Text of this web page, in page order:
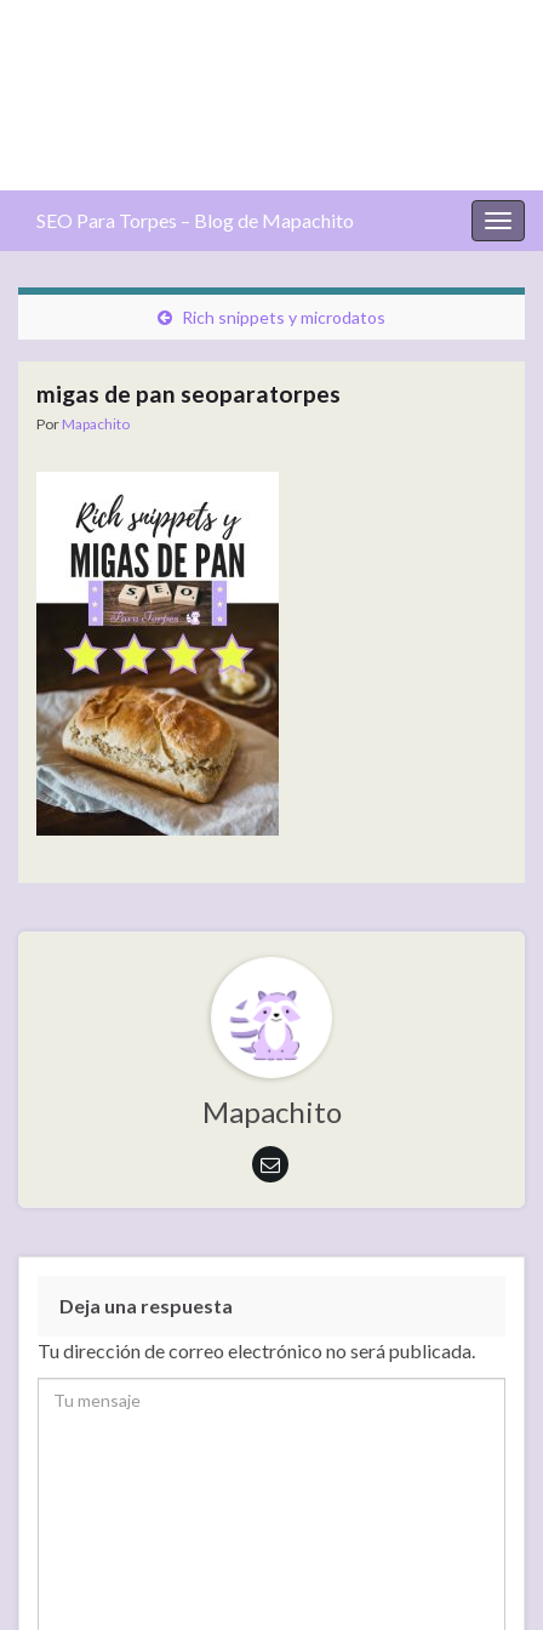
la
SEO Para Torpes – Blog de Mapachito
Rich snippets y microdatos
migas de pan seoparatorpes
Por Mapachito
Mapachito
Deja una respuesta
Tu dirección de correo electrónico no será publicada.